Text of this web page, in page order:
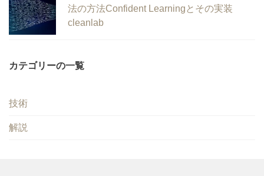
法の方法Confident Learningとその実装
cleanlab
カテゴリーの一覧
技術
解説